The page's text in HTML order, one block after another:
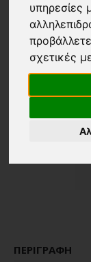
υπηρεσίες
σχετικές
ΠΕΡΙΓΡΑΦΉ